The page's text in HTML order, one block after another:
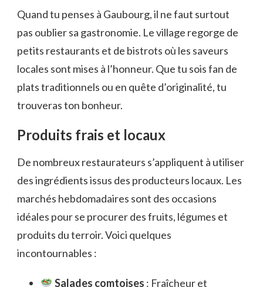
Quand tu penses à Gaubourg, il ne faut surtout
pas oublier sa gastronomie. Le village regorge de
petits restaurants et de bistrots où les saveurs
locales sont mises à l’honneur. Que tu sois fan de
plats traditionnels ou en quête d’originalité, tu
trouveras ton bonheur.
Produits frais et locaux
De nombreux restaurateurs s’appliquent à utiliser
des ingrédients issus des producteurs locaux. Les
marchés hebdomadaires sont des occasions
idéales pour se procurer des fruits, légumes et
produits du terroir. Voici quelques
incontournables :
Salades comtoises : Fraîcheur et